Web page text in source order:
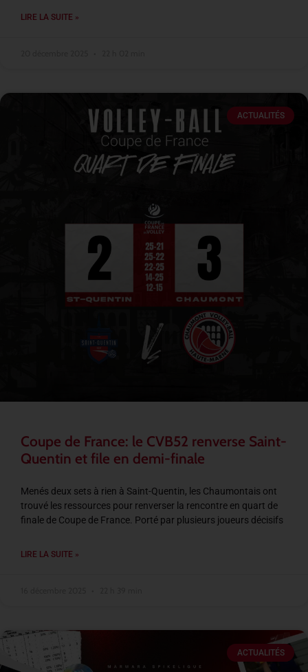
LIRE LA SUITE »
ACTUALITÉS
Coupe de France: le CVB52 renverse Saint-
Quentin et file en demi-finale
Menés deux sets à rien à Saint-Quentin, les Chaumontais ont
trouvé les ressources pour renverser la rencontre en quart de
finale de Coupe de France. Porté par plusieurs joueurs décisifs
LIRE LA SUITE »
ACTUALITÉS